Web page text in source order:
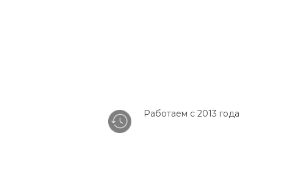
Работаем с 2013 года